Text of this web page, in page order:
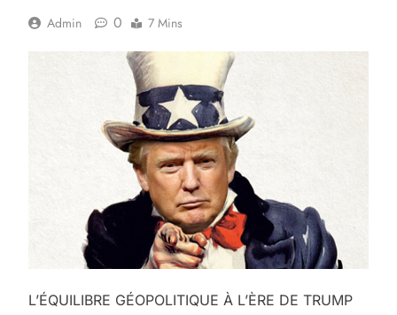
Admin 0 7 Mins
L’ÉQUILIBRE GÉOPOLITIQUE À L’ÈRE DE TRUMP